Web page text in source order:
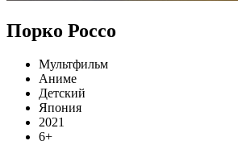
Порко Россо
Мультфильм
Аниме
Детский
Япония
2021
6+